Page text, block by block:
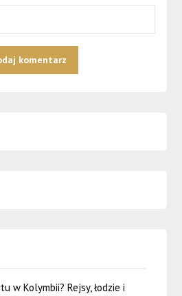
w Kolymbii? Rejsy, łodzie i